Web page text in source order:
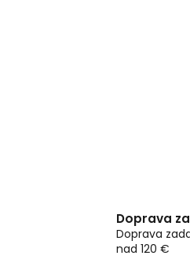
Doprava
Doprava
nad 120 €